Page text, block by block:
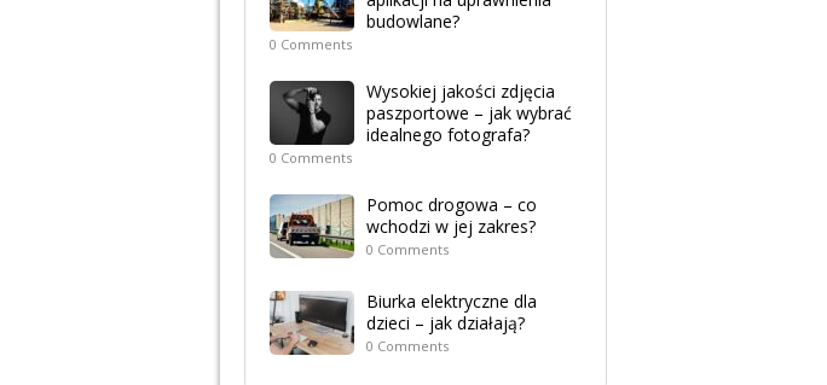
budowlane?
0 Comments
Wysokiej jakości zdjęcia
paszportowe – jak wybrać
idealnego fotografa?
0 Comments
Pomoc drogowa – co
wchodzi w jej zakres?
0 Comments
Biurka elektryczne dla
dzieci – jak działają?
0 Comments